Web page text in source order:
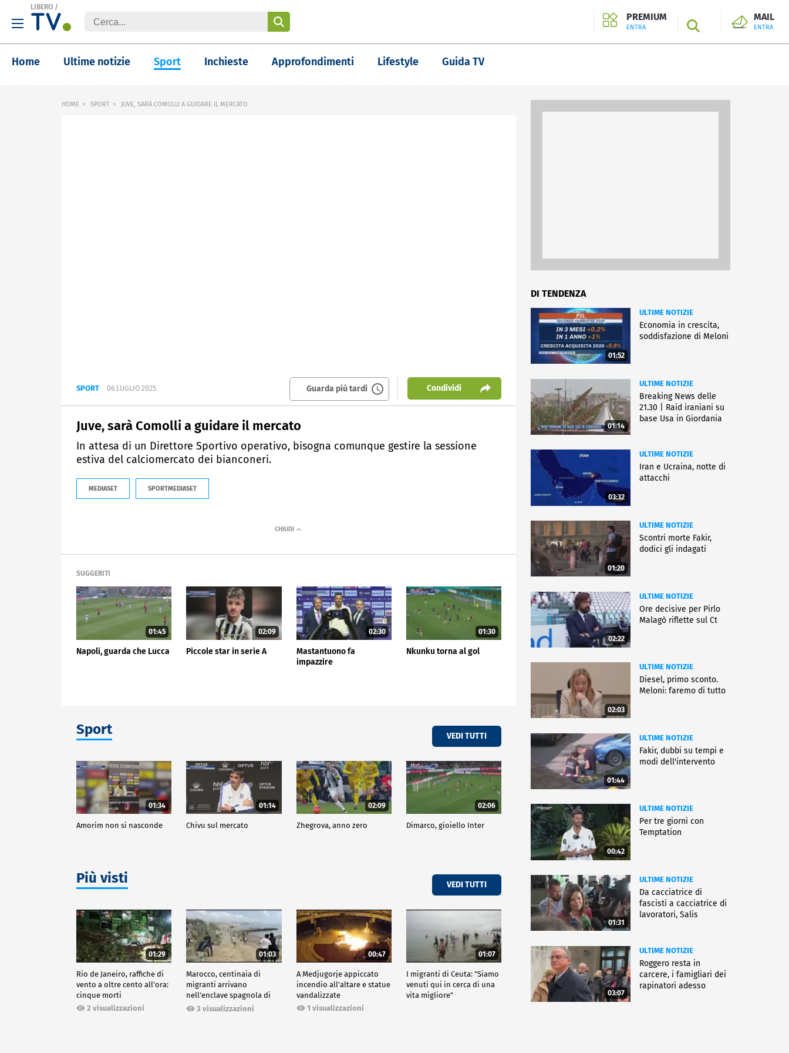
LIBERO /
PREMIUM
ENTRA SEARCH
MAIL
ENTRA
Home Ultime notizie Sport Inchieste Approfondimenti Lifestyle Guida TV
HOME SPORT JUVE, SARÀ COMOLLI A GUIDARE IL MERCATO
SPORT 06 LUGLIO 2025 Guarda più tardi Condividi
Juve, sarà Comolli a guidare il mercato
In attesa di un Direttore Sportivo operativo, bisogna comunque gestire la sessione
estiva del calciomercato dei bianconeri.
MEDIASET SPORTMEDIASET
SUGGERITI
01:45
Napoli, guarda che Lucca
02:09
Piccole star in serie A
02:30
Mastantuono fa
impazzire
01:30
Nkunku torna al gol
Sport VEDI TUTTI
01:34
Amorim non si nasconde
01:14
Chivu sul mercato
02:09
Zhegrova, anno zero
02:06
Dimarco, gioiello Inter
Più visti VEDI TUTTI
01:29
Rio de Janeiro, raffiche di
vento a oltre cento all'ora:
cinque morti
2 visualizzazioni
01:03
Marocco, centinaia di
migranti arrivano
nell'enclave spagnola di
Ceuta3 visualizzazioni
00:47
A Medjugorje appiccato
incendio all'altare e statue
vandalizzate
1 visualizzazioni
01:07
I migranti di Ceuta: "Siamo
venuti qui in cerca di una
vita migliore"
DI TENDENZA
01:52
ULTIME NOTIZIE
Economia in crescita,
soddisfazione di Meloni
01:14
ULTIME NOTIZIE
Breaking News delle
21.30 | Raid iraniani su
base Usa in Giordania
03:32
ULTIME NOTIZIE
Iran e Ucraina, notte di
attacchi
01:20
ULTIME NOTIZIE
Scontri morte Fakir,
dodici gli indagati
02:22
ULTIME NOTIZIE
Ore decisive per Pirlo
Malagò riflette sul Ct
02:03
ULTIME NOTIZIE
Diesel, primo sconto.
Meloni: faremo di tutto
01:44
ULTIME NOTIZIE
Fakir, dubbi su tempi e
modi dell'intervento
00:42
ULTIME NOTIZIE
Per tre giorni con
Temptation
01:31
ULTIME NOTIZIE
Da cacciatrice di
fascisti a cacciatrice di
lavoratori, Salis
03:07
ULTIME NOTIZIE
Roggero resta in
carcere, i famigliari dei
rapinatori adesso